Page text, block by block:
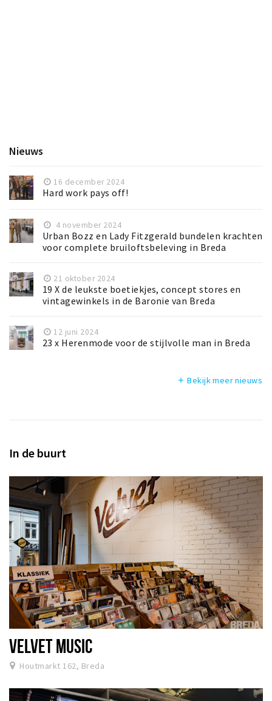
Nieuws
16 december 2024
Hard work pays off!
4 november 2024
Urban Bozz en Lady Fitzgerald bundelen krachten
voor complete bruiloftsbeleving in Breda
21 oktober 2024
19 X de leukste boetiekjes, concept stores en
vintagewinkels in de Baronie van Breda
12 juni 2024
23 x Herenmode voor de stijlvolle man in Breda
add Bekijk meer nieuws
In de buurt
VELVET MUSIC
Houtmarkt 162, Breda